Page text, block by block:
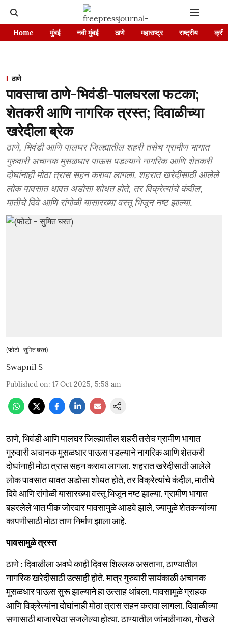
Home मुंबई नवी मुंबई ठाणे महाराष्ट्र राष्ट्रीय
ठाणे
पावसाचा ठाणे-भिवंडी-पालघरला फटका;
शेतकरी आणि नागरिक त्रस्त; दिवाळीच्या
खरेदीला ब्रेक
ठाणे, भिवंडी आणि पालघर जिल्ह्यातील शहरी तसेच ग्रामीण भागात
गुरुवारी अचानक मुसळधार पाऊस पडल्याने नागरिक आणि शेतकरी
दोघांनाही मोठा त्रास सहन करावा लागला. शहरात खरेदीसाठी आलेले
लोक पावसात धावत अडोसा शोधत होते, तर विक्रेत्यांचे कंदील,
मातीचे दिवे आणि रांगोळी यासारख्या वस्तू भिजून नष्ट झाल्या.
(फोटो - सुमित घरत)
Swapnil S
Published on: 17 Oct 2025, 5:58 am
ठाणे, भिवंडी आणि पालघर जिल्ह्यातील शहरी तसेच ग्रामीण भागात
गुरुवारी अचानक मुसळधार पाऊस पडल्याने नागरिक आणि शेतकरी
दोघांनाही मोठा त्रास सहन करावा लागला. शहरात खरेदीसाठी आलेले
लोक पावसात धावत अडोसा शोधत होते, तर विक्रेत्यांचे कंदील, मातीचे
दिवे आणि रांगोळी यासारख्या वस्तू भिजून नष्ट झाल्या. ग्रामीण भागात
बहरलेले भात पीक जोरदार पावसामुळे आडवे झाले, ज्यामुळे शेतकऱ्यांच्या
कापणीसाठी मोठा ताण निर्माण झाला आहे.
पावसामुळे त्रस्त
ठाणे : दिवाळीला अवघे काही दिवस शिल्लक असताना, ठाण्यातील
नागरिक खरेदीसाठी उत्साही होते. मात्र गुरुवारी सायंकाळी अचानक
मुसळधार पाऊस सुरू झाल्याने हा उत्साह थांबला. पावसामुळे ग्राहक
आणि विक्रेत्यांना दोघांनाही मोठा त्रास सहन करावा लागला. दिवाळीच्या
सणासाठी बाजारपेठा सजलेल्या होत्या. ठाण्यातील जांभळीनाका, गोखले